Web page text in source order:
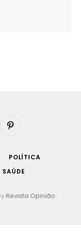
Pinterest
POLÍTICA
SAÚDE
Revista Opinião.